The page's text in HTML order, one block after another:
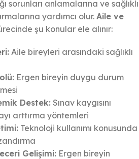
sorunları anlamalarına ve sağlıklı
yardımcı olur. Aile ve
şu konular ele alınır:
Aile bireyleri arasındaki sağlıklı
Ergen bireyin duygu durum
Destek: Sınav kaygısını
arttırma yöntemleri
Teknoloji kullanımı konusunda
Gelişimi: Ergen bireyin